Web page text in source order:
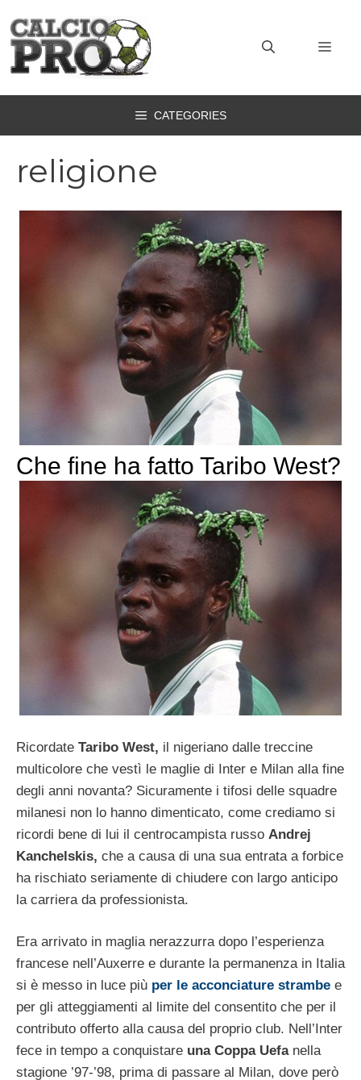
contenuto
CATEGORIES
religione
Che fine ha fatto Taribo West?
Ricordate Taribo West, il nigeriano dalle treccine
multicolore che vestì le maglie di Inter e Milan alla fine
degli anni novanta? Sicuramente i tifosi delle squadre
milanesi non lo hanno dimenticato, come crediamo si
ricordi bene di lui il centrocampista russo Andrej
Kanchelskis, che a causa di una sua entrata a forbice
ha rischiato seriamente di chiudere con largo anticipo
la carriera da professionista.
Era arrivato in maglia nerazzurra dopo l’esperienza
francese nell’Auxerre e durante la permanenza in Italia
si è messo in luce più per le acconciature strambe e
per gli atteggiamenti al limite del consentito che per il
contributo offerto alla causa del proprio club. Nell’Inter
fece in tempo a conquistare una Coppa Uefanella
stagione ’97-’98, prima di passare al Milan, dove però